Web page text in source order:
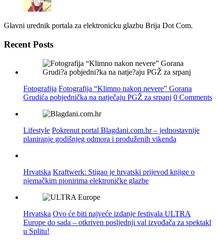
Glavni urednik portala za elektronicku glazbu Brija Dot Com.
Recent Posts
Fotografija Fotografija “Klimno nakon nevere” Gorana
Grudića pobjednička na natječaju PGŽ za srpanj 0 Comments
Lifestyle Pokrenut portal Blagdani.com.hr – jednostavnije
planiranje godišnjeg odmora i produženih vikenda
Hrvatska Kraftwerk: Stigao je hrvatski prijevod knjige o
njemačkim pionirima elektroničke glazbe
Hrvatska Ovo će biti najveće izdanje festivala ULTRA
Europe do sada – otkriven posljednji val izvođača za spektakl
u Splitu!